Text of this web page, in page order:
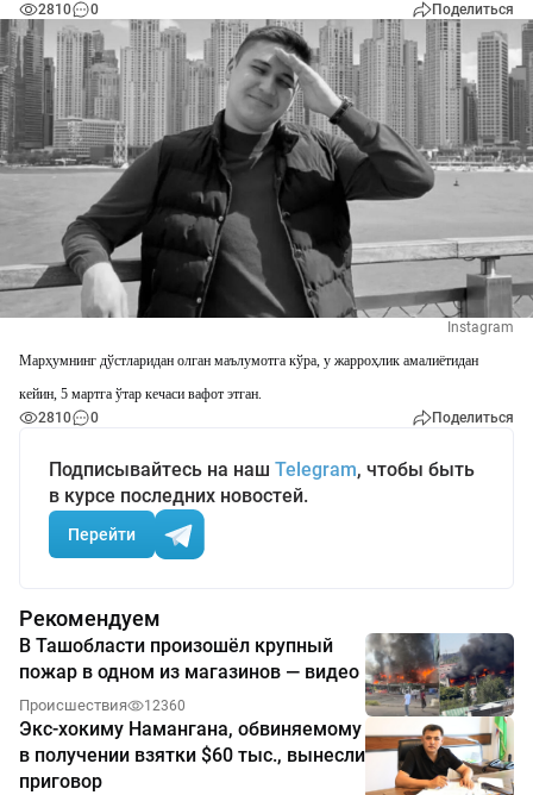
2810 0 Поделиться
Instagram
Марҳумнинг дўстларидан олган маълумотга кўра, у жарроҳлик амалиётидан
кейин, 5 мартга ўтар кечаси вафот этган.
2810
0 Поделиться
Подписывайтесь на наш Telegram, чтобы быть
в курсе последних новостей.
Перейти
Рекомендуем
В Ташобласти произошёл крупный
пожар в одном из магазинов — видео
Происшествия 12360
Экс-хокиму Намангана, обвиняемому
в получении взятки $60 тыс., вынесли
приговор